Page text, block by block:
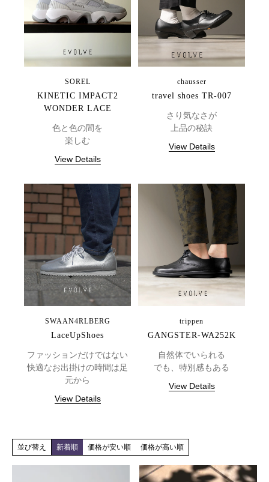
SOREL
KINETIC IMPACT2
WONDER LACE
色と色の間を
楽しむ
View Details
chausser
travel shoes TR-007
さり気なさが
上品の秘訣
View Details
SWAAN4RLBERG
LaceUpShoes
ファッションだけではない
快適なお出掛けの時間は足
元から
View Details
trippen
GANGSTER-WA252K
自然体でいられる
でも、特別感もある
View Details
並び替え 新着順 価格が安い順 価格が高い順